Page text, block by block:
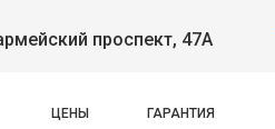
проспект, 47А
ЦЕНЫ ГАРАНТИЯ